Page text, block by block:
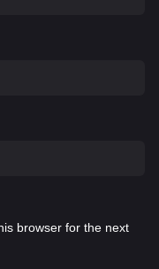
browser for the next